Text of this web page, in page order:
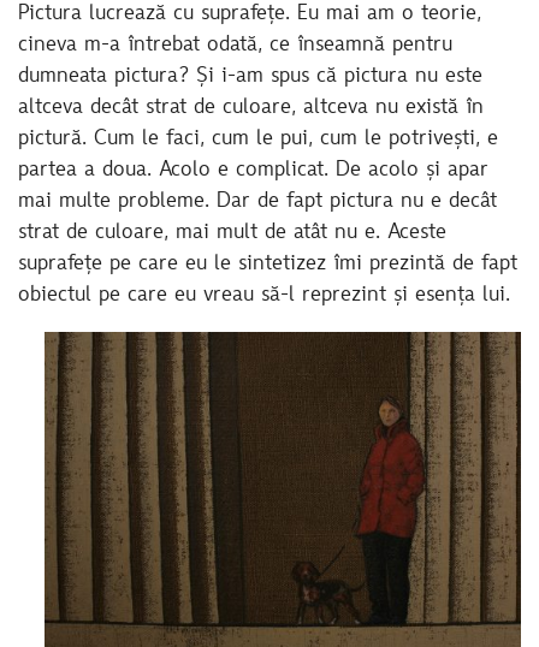
Pictura lucrează cu suprafețe. Eu mai am o teorie,
cineva m-a întrebat odată, ce înseamnă pentru
dumneata pictura? Și i-am spus că pictura nu este
altceva decât strat de culoare, altceva nu există în
pictură. Cum le faci, cum le pui, cum le potrivești, e
partea a doua. Acolo e complicat. De acolo și apar
mai multe probleme. Dar de fapt pictura nu e decât
strat de culoare, mai mult de atât nu e. Aceste
suprafețe pe care eu le sintetizez îmi prezintă de fapt
obiectul pe care eu vreau să-l reprezint și esența lui.